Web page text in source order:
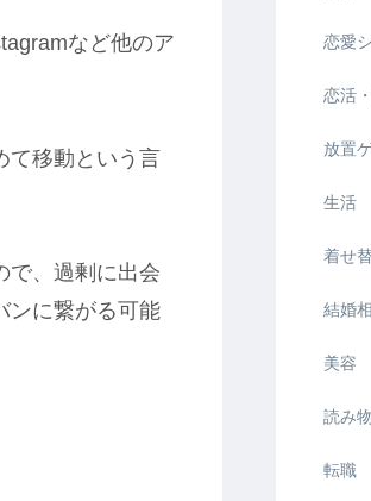
など他のア
て移動という言
で、過剰に出会
ンに繋がる可能
恋愛
恋活
放置
生活
着せ
結婚
美容
読み
転職